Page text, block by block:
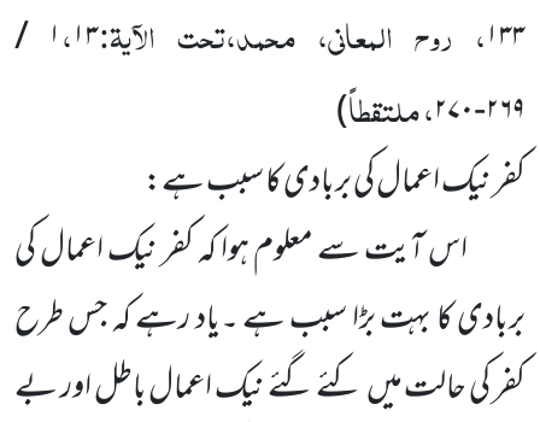
۱۳۳، روح المعانی، محمد،تحت الآیۃ: ۱، ۱۳ /
۲۶۹-۲۷۰
، ملتقطاً)
کفر نیک اعمال کی بربادی کا سبب ہے:
اس آیت سے معلوم ہوا کہ کفر نیک اعمال کی
بربادی کا بہت بڑا سبب ہے ۔یاد رہے کہ جس طرح
کفر کی حالت میں کئے گئے نیک اعمال باطل اور بے